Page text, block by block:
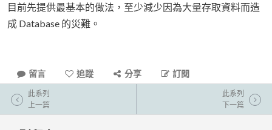
目前先提供最基本的做法，至少減少因為大量存取資料而造
成 Database 的災難。
留言 追蹤 分享 訂閱
此系列
上一篇
此系列
下一篇